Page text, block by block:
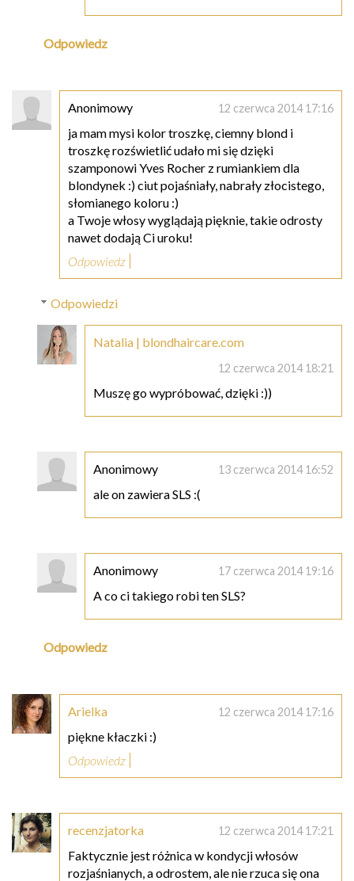
Odpowiedz
Anonimowy 12 czerwca 2014 17:16
ja mam mysi kolor troszkę, ciemny blond i
troszkę rozświetlić udało mi się dzięki
szamponowi Yves Rocher z rumiankiem dla
blondynek :) ciut pojaśniały, nabrały złocistego,
słomianego koloru :)
a Twoje włosy wyglądają pięknie, takie odrosty
nawet dodają Ci uroku!
Odpowiedz
Odpowiedzi
Natalia | blondhaircare.com
12 czerwca 2014 18:21
Muszę go wypróbować, dzięki :))
Anonimowy 13 czerwca 2014 16:52
ale on zawiera SLS :(
Anonimowy 17 czerwca 2014 19:16
A co ci takiego robi ten SLS?
Odpowiedz
Arielka 12 czerwca 2014 17:16
piękne kłaczki :)
Odpowiedz
recenzjatorka 12 czerwca 2014 17:21
Faktycznie jest różnica w kondycji włosów
rozjaśnianych, a odrostem, ale nie rzuca się ona